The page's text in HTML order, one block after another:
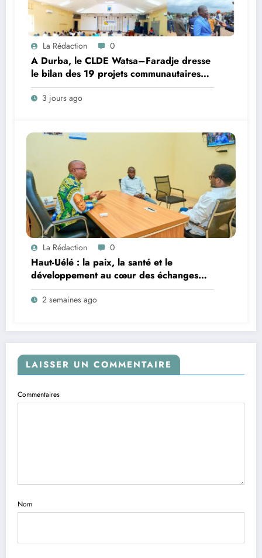
La Rédaction 0
A Durba, le CLDE Watsa–Faradje dresse
le bilan des 19 projets communautaires
de cahier de charge signé avec KGM S.A
et prépare le deuxième quinquennat
3 jours ago
La Rédaction 0
Haut-Uélé : la paix, la santé et le
développement au cœur des échanges
entre le vice-gouverneur Christophe Dara
Matata et les chefs des secteurs de
2 semaines ago
LAISSER UN COMMENTAIRE
Commentaires
Nom